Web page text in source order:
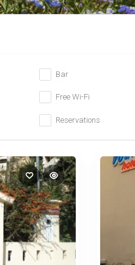
Bar
Free Wi-Fi
Reservations